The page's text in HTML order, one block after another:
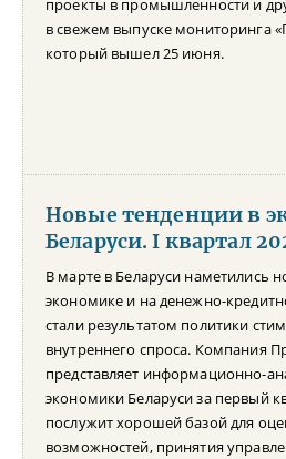
проекты в промышленности и
в свежем выпуске мониторинга
который вышел 25 июня.
Новые тенденции в
Беларуси. I квартал
В марте в Беларуси наметились
экономике и на денежно-
стали результатом политики
внутреннего спроса. Компания
представляет информационно-
экономики Беларуси за первый
послужит хорошей базой для
возможностей, принятия